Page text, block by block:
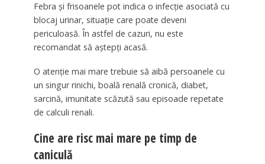
Febra și frisoanele pot indica o infecție asociată cu
blocaj urinar, situație care poate deveni
periculoasă. În astfel de cazuri, nu este
recomandat să aștepți acasă.
O atenție mai mare trebuie să aibă persoanele cu
un singur rinichi, boală renală cronică, diabet,
sarcină, imunitate scăzută sau episoade repetate
de calculi renali.
Cine are risc mai mare pe timp de
caniculă